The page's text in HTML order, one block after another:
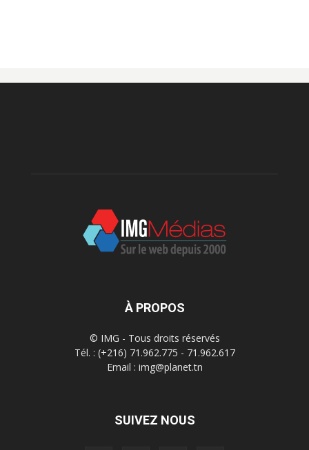
À PROPOS
© IMG - Tous droits réservés
Tél. : (+216) 71.962.775 - 71.962.617
Email : img@planet.tn
SUIVEZ NOUS